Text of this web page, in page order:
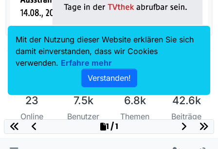
23
Online
7.5k
Benutzer
6.8k
Themen
42.6k
Beiträge
1 / 1
Mit der Nutzung dieser Website erklären Sie sich
damit einverstanden, dass wir Cookies
verwenden. Erfahre mehr
Verstanden!